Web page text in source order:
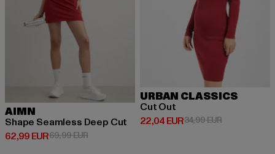
AIMN
Shape Seamless Deep Cut
62,99 EUR
Derzeitiger Preis: 62,99 EUR
69,99 EURAktionspreis: 69,99 EUR
URBAN CLASSICS
Cut Out
22,04 EUR
Derzeitiger Preis: 22,04 EUR
34,99 EURAktionspreis: